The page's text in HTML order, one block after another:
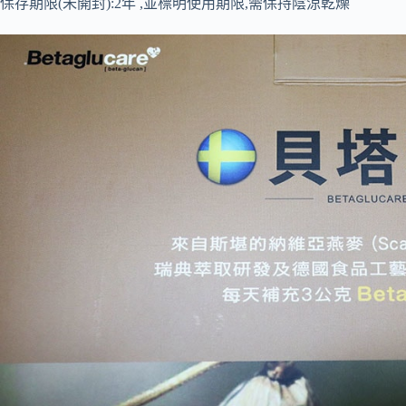
保存期限(未開封):2年 ,並標明使用期限,需保持陰涼乾燥